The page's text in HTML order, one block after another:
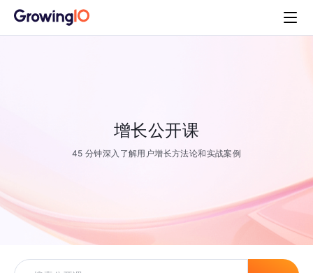
增长公开课
45 分钟深入了解用户增长方法论和实战案例